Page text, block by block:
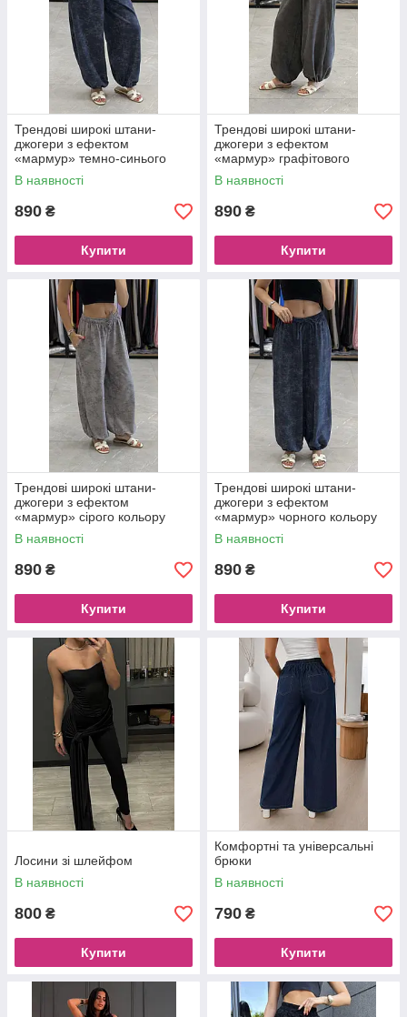
Трендові широкі штани-
джогери з ефектом
«мармур» темно-синього
кольору
В наявності
890 ₴
Купити
Трендові широкі штани-
джогери з ефектом
«мармур» графітового
кольору
В наявності
890 ₴
Купити
Трендові широкі штани-
джогери з ефектом
«мармур» сірого кольору
В наявності
890 ₴
Купити
Трендові широкі штани-
джогери з ефектом
«мармур» чорного кольору
В наявності
890 ₴
Купити
Лосини зі шлейфом
В наявності
800 ₴
Купити
Комфортні та універсальні
брюки
В наявності
790 ₴
Купити